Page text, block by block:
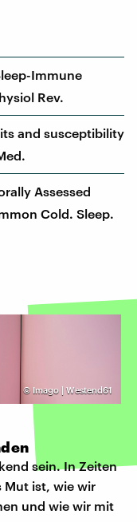
Immune
Rev.
and susceptibility
Assessed
Cold. Sleep.
© Imago | Westend61
sein. In Zeiten
Mut ist, wie wir
und wie wir mit